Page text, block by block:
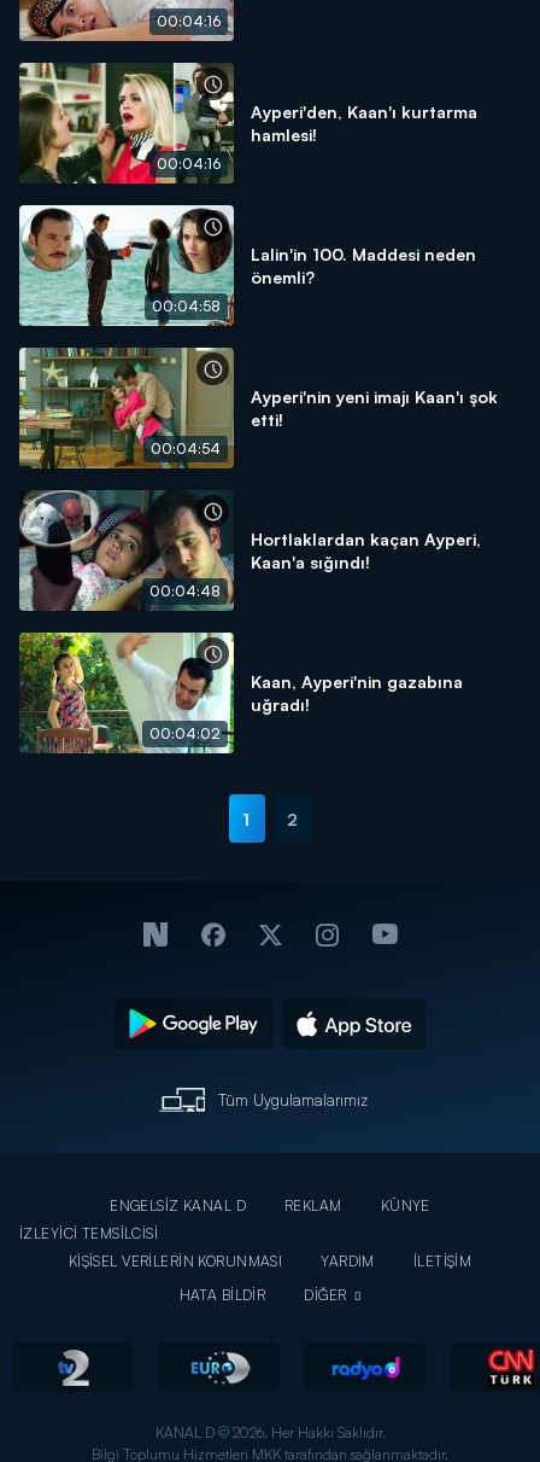
00:04:16
00:04:16
Ayperi'den, Kaan'ı kurtarma
hamlesi!
00:04:58
Lalin'in 100. Maddesi neden
önemli?
00:04:54
Ayperi'nin yeni imajı Kaan'ı şok
etti!
00:04:48
Hortlaklardan kaçan Ayperi,
Kaan'a sığındı!
00:04:02
Kaan, Ayperi'nin gazabına
uğradı!
1 2
Tüm Uygulamalarımız
ENGELSİZ KANAL D REKLAM
KÜNYE
İZLEYİCİ TEMSİLCİSİ
KİŞİSEL VERİLERİN KORUNMASI
YARDIM
İLETİŞİM
HATA BİLDİR
DİĞER
KANAL D © 2026. Her Hakkı Saklıdır.
Bilgi Toplumu Hizmetleri MKK tarafından sağlanmaktadır.